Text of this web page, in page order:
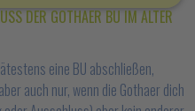
DER GOTHAER BU IM ALTER
eine BU abschließen,
auch nur, wenn die Gothaer dich